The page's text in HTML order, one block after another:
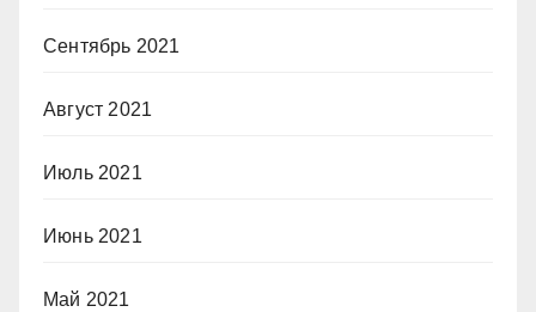
Сентябрь 2021
Август 2021
Июль 2021
Июнь 2021
Май 2021